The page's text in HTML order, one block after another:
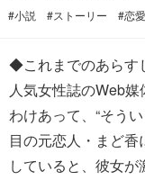
#小説 #ストーリー #恋愛
◆これまでのあらす
人気女性誌のWeb媒
わけあって、“そう
目の元恋人・まど
していると、彼女